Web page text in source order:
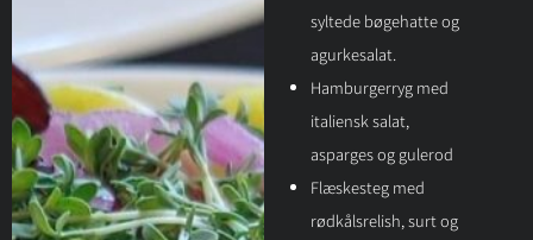
syltede bøgehatte og
agurkesalat.
Hamburgerryg med
italiensk salat,
asparges og gulerod
Flæskesteg med
rødkålsrelish, surt og